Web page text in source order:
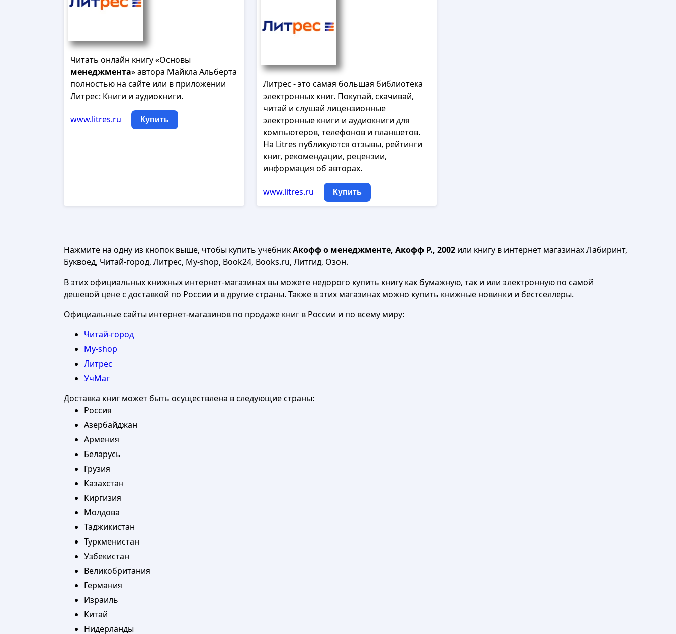
Читать онлайн книгу «Основы
менеджмента» автора Майкла Альберта
полностью на сайте или в приложении
Литрес: Книги и аудиокниги.
www.litres.ru Купить
Литрес - это самая большая библиотека
электронных книг. Покупай, скачивай,
читай и слушай лицензионные
электронные книги и аудиокниги для
компьютеров, телефонов и планшетов.
На Litres публикуются отзывы, рейтинги
книг, рекомендации, рецензии,
информация об авторах.
www.litres.ru Купить
Нажмите на одну из кнопок выше, чтобы купить учебникАкофф о менеджменте, Акофф Р., 2002 или книгу в интернет магазинах Лабиринт,
Буквоед, Читай-город, Литрес, My-shop, Book24, Books.ru, Литгид, Озон.
В этих официальных книжных интернет-магазинах вы можете недорого купить книгу как бумажную, так и или электронную по самой
дешевой цене с доставкой по России и в другие страны. Также в этих магазинах можно купить книжные новинки и бестселлеры.
Официальные сайты интернет-магазинов по продаже книг в России и по всему миру:
Читай-город
My-shop
Литрес
УчМаг
Доставка книг может быть осуществлена в следующие страны:
Россия
Азербайджан
Армения
Беларусь
Грузия
Казахстан
Киргизия
Молдова
Таджикистан
Туркменистан
Узбекистан
Великобритания
Германия
Израиль
Китай
Нидерланды